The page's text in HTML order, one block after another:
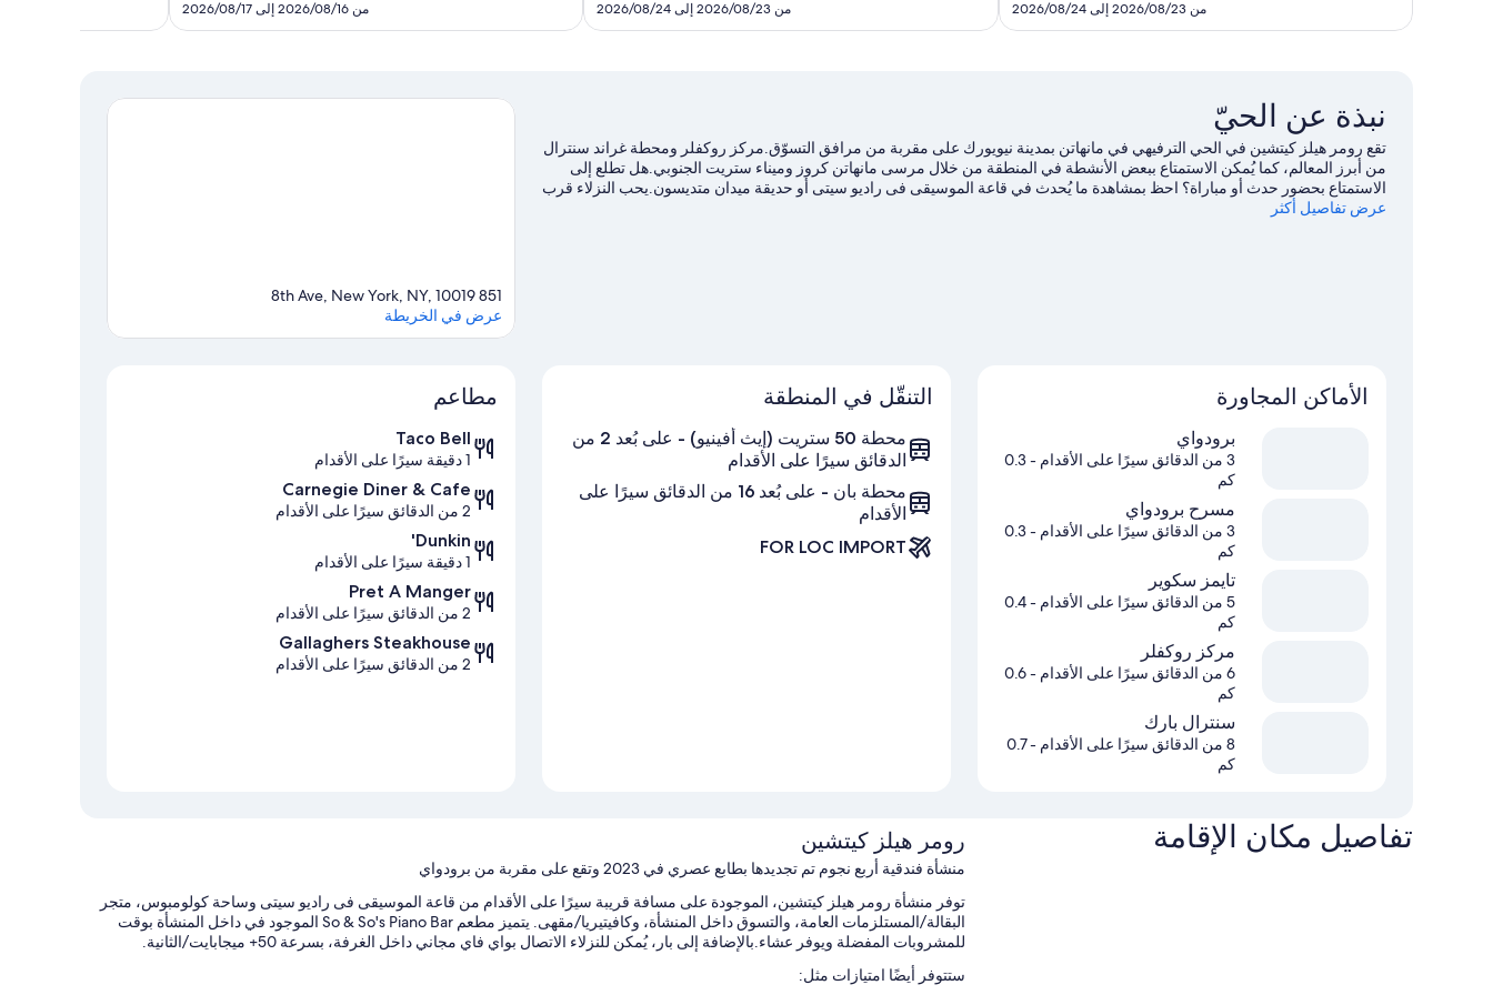
SAR
537
من 2026/08/23 إلى 2026/08/24
SAR
639
من 2026/08/23 إلى 2026/08/24
SAR
672
من 2026/08/16 إلى 2026/08/17
نبذة عن الحيّ
تقع رومر هيلز كيتشين في الحي الترفيهي في مانهاتن بمدينة نيويورك على مقربة من مرافق التسوّق.مركز روكفلر ومحطة غراند سنترال
من أبرز المعالم، كما يُمكن الاستمتاع ببعض الأنشطة في المنطقة من خلال مرسى مانهاتن كروز وميناء ستريت الجنوبي.هل تطلع إلى
الاستمتاع بحضور حدث أو مباراة؟ احظ بمشاهدة ما يُحدث في قاعة الموسيقى فى راديو سيتى أو حديقة ميدان متديسون.يحب النزلاء قرب
عرض تفاصيل أكثر
851 8th Ave, New York, NY, 10019
عرض في الخريطة
الأماكن المجاورة
برودواي
3 من الدقائق سيرًا على الأقدام
- 0.3
كم
مسرح برودواي
3 من الدقائق سيرًا على الأقدام
- 0.3
كم
تايمز سكوير
5 من الدقائق سيرًا على الأقدام
- 0.4
كم
مركز روكفلر
6 من الدقائق سيرًا على الأقدام
- 0.6
كم
سنترال بارك
8 من الدقائق سيرًا على الأقدام
- 0.7
كم
التنقّل في المنطقة
محطة 50 ستريت (إيث أفينيو) - على بُعد 2 من
الدقائق سيرًا على الأقدام
محطة بان - على بُعد 16 من الدقائق سيرًا على
الأقدام
FOR LOC IMPORT
مطاعم
Taco Bell
1 دقيقة سيرًا على الأقدام
Carnegie Diner & Cafe
2 من الدقائق سيرًا على الأقدام
Dunkin'
1 دقيقة سيرًا على الأقدام
Pret A Manger
2 من الدقائق سيرًا على الأقدام
Gallaghers Steakhouse
2 من الدقائق سيرًا على الأقدام
تفاصيل مكان الإقامة رومر هيلز كيتشين
منشأة فندقية أربع نجوم تم تجديدها بطابع عصري في 2023 وتقع على مقربة من برودواي
توفر منشأة رومر هيلز كيتشين، الموجودة على مسافة قريبة سيرًا على الأقدام من قاعة الموسيقى فى راديو سيتى وساحة كولومبوس، متجر
البقالة/المستلزمات العامة، والتسوق داخل المنشأة، وكافيتيريا/مقهى. يتميز مطعم So & So's Piano Bar الموجود في داخل المنشأة بوقت
للمشروبات المفضلة ويوفر عشاء.بالإضافة إلى بار، يُمكن للنزلاء الاتصال بواي فاي مجاني داخل الغرفة، بسرعة 50+ ميجابايت/الثانية.
ستتوفر أيضًا امتيازات مثل: